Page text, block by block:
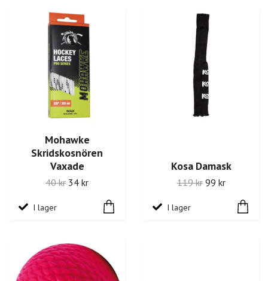
Mohawke
Skridskosnören
Vaxade
40 kr 34 kr
I lager
Kosa Damask
119 kr 99 kr
I lager